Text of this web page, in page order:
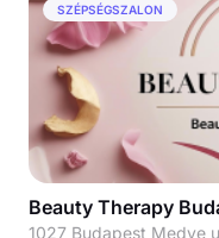
SZÉPSÉGSZALON
Beauty Therapy
1027 Budapest Medve